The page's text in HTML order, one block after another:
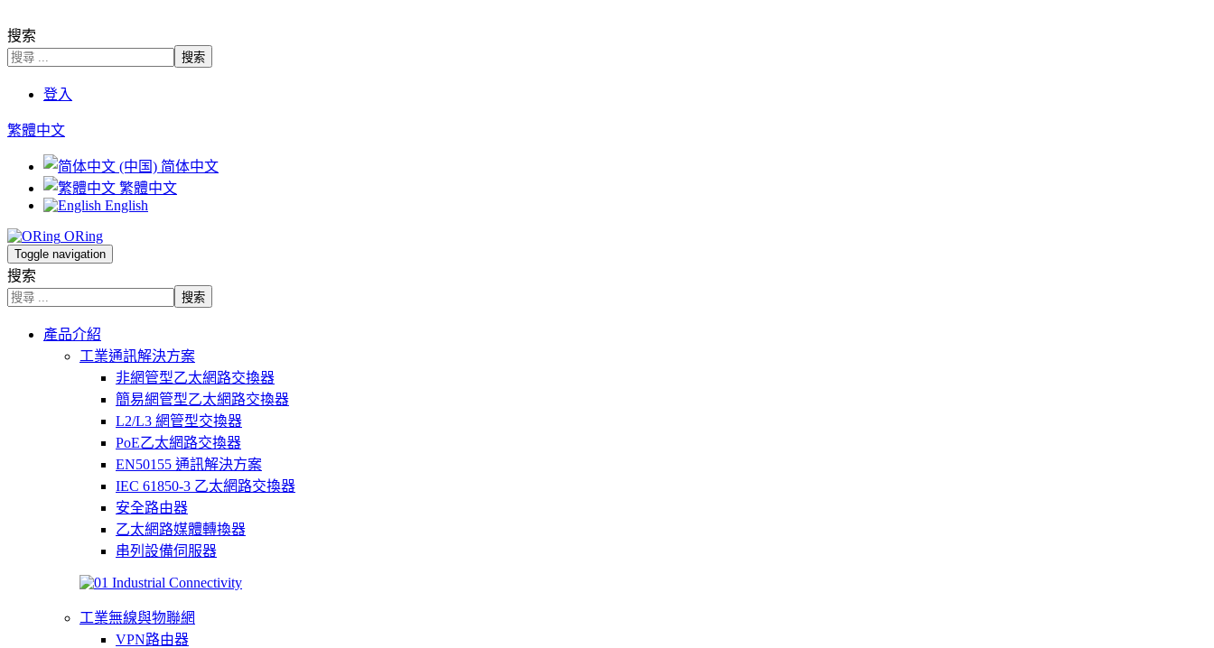
搜索
搜索
登入
繁體中文
简体中文
繁體中文
English
ORing
Toggle navigation
搜索
搜索
產品介紹
工業通訊解決方案
非網管型乙太網路交換器
簡易網管型乙太網路交換器
L2/L3 網管型交換器
PoE乙太網路交換器
EN50155 通訊解決方案
IEC 61850-3 乙太網路交換器
安全路由器
乙太網路媒體轉換器
串列設備伺服器
工業無線與物聯網
VPN路由器